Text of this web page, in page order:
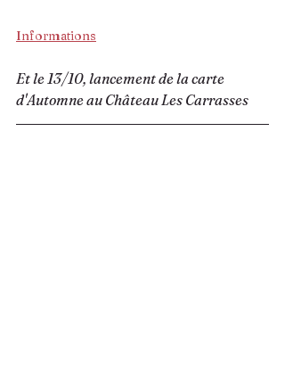
Informations
Et le 13/10, lancement de la carte
d'Automne au Château Les Carrasses